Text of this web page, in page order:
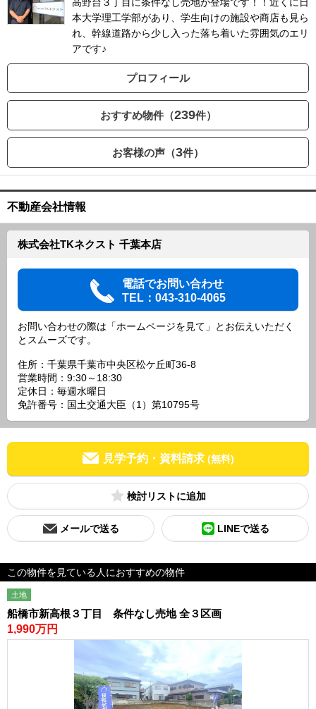
本大学理工学部があり、学生向けの施設や商店も見ら
れ、幹線道路から少し入った落ち着いた雰囲気のエリ
アです♪
プロフィール
おすすめ物件（239件）
お客様の声（3件）
不動産会社情報
株式会社TKネクスト 千葉本店
電話でお問い合わせ
TEL：043-310-4065
お問い合わせの際は「ホームページを見て」とお伝えいただく
とスムーズです。
住所：千葉県千葉市中央区松ケ丘町36-8
営業時間：9:30～18:30
定休日：毎週水曜日
免許番号：国土交通大臣（1）第10795号
見学予約・資料請求 (無料)
検討リスト
メールで送る LINEで送る
この物件を見ている人におすすめの物件
土地
船橋市新高根３丁目 条件なし売地 全３区画
1,990万円